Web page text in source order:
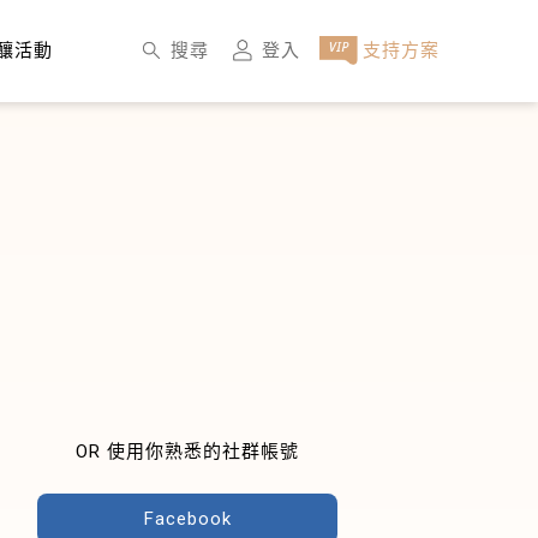
活動 搜尋 登入 支持方案
OR 使用你熟悉的社群帳號
Facebook